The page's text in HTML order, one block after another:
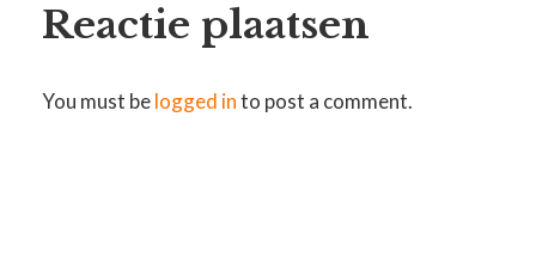
Reactie plaatsen
You must belogged into post a comment.